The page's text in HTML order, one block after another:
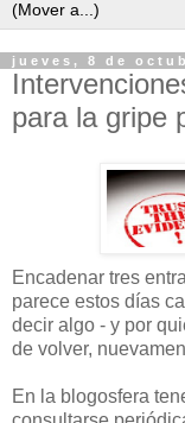
jueves, 8 de
para la gripe
Encadenar tres
parece estos días
decir algo - y por
de volver,
En la blogosfera